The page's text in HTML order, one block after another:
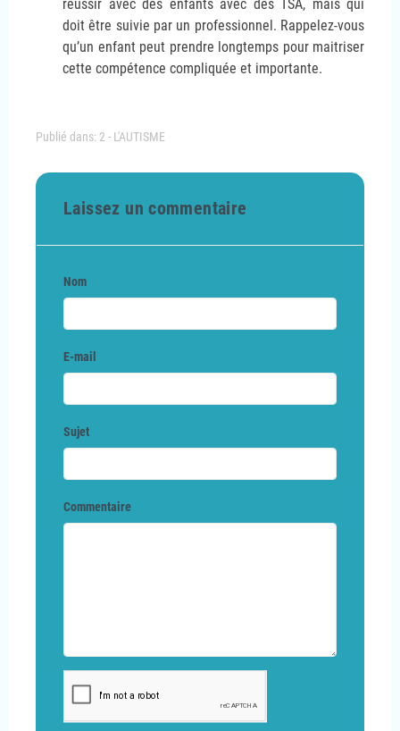
réussir avec des enfants avec des TSA, mais qui
doit être suivie par un professionnel. Rappelez-vous
qu’un enfant peut prendre longtemps pour maitriser
cette compétence compliquée et importante.
Publié dans: 2 - L'AUTISME
Laissez un commentaire
Nom
E-mail
Sujet
Commentaire